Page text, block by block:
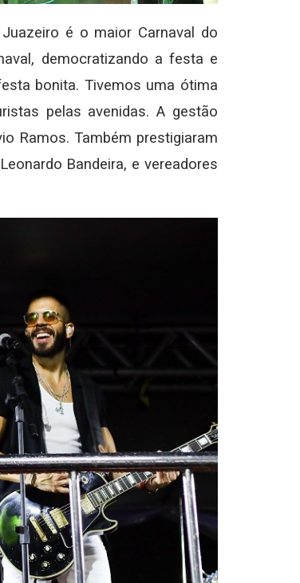
é o maior Carnaval do
democratizando a festa e
bonita. Tivemos uma ótima
pelas avenidas. A gestão
Ramos. Também prestigiaram
Bandeira, e vereadores